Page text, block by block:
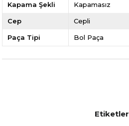
Kapama Şekli Kapamasız
Cep Cepli
Paça Tipi Bol Paça
Etiketler